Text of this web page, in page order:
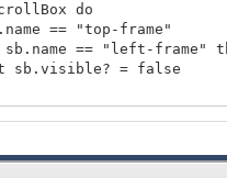
do
"top-frame"
"left-frame"
= false